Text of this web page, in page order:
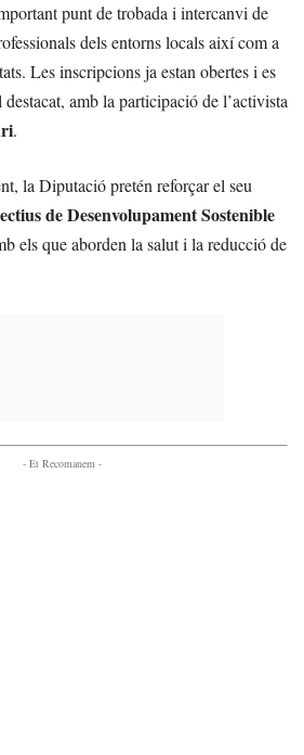
punt de trobada i intercanvi de
dels entorns locals així com a
Les inscripcions ja estan obertes i es
amb la participació de l’activista
.
la Diputació pretén reforçar el seu
de Desenvolupament Sostenible
els que aborden la salut i la reducció de
- Et Recomanem -